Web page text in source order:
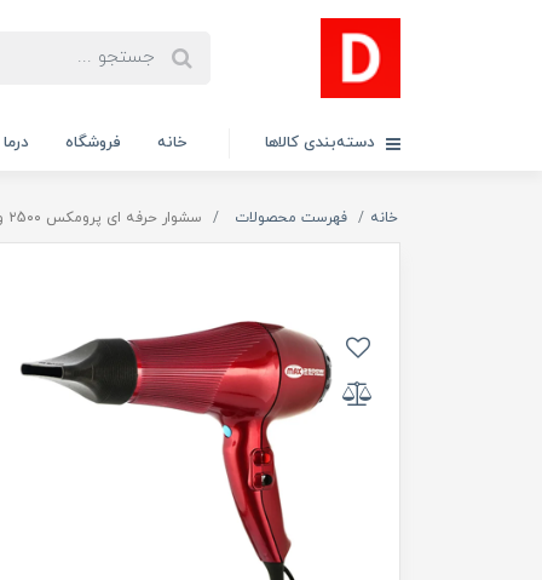
دسته‌بندی کالاها خانه فروشگاه
خانه فهرست محصولات سشوار حرفه ای پرومکس ۲5۰۰ وات مدل 7865